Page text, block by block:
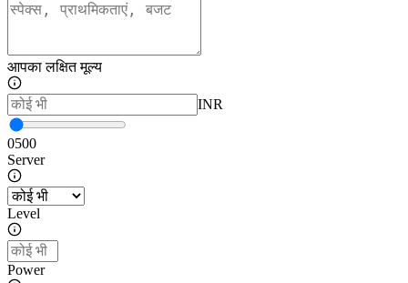
आपका लक्षित मूल्य
INR
0500
Server
Level
Power